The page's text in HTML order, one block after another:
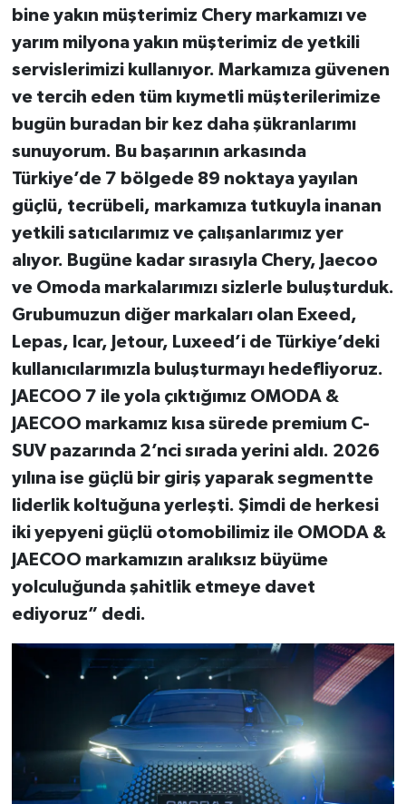
bine yakın müşterimiz Chery markamızı ve
yarım milyona yakın müşterimiz de yetkili
servislerimizi kullanıyor. Markamıza güvenen
ve tercih eden tüm kıymetli müşterilerimize
bugün buradan bir kez daha şükranlarımı
sunuyorum. Bu başarının arkasında
Türkiye’de 7 bölgede 89 noktaya yayılan
güçlü, tecrübeli, markamıza tutkuyla inanan
yetkili satıcılarımız ve çalışanlarımız yer
alıyor. Bugüne kadar sırasıyla Chery, Jaecoo
ve Omoda markalarımızı sizlerle buluşturduk.
Grubumuzun diğer markaları olan Exeed,
Lepas, Icar, Jetour, Luxeed’i de Türkiye’deki
kullanıcılarımızla buluşturmayı hedefliyoruz.
JAECOO 7 ile yola çıktığımız OMODA &
JAECOO markamız kısa sürede premium C-
SUV pazarında 2’nci sırada yerini aldı. 2026
yılına ise güçlü bir giriş yaparak segmentte
liderlik koltuğuna yerleşti. Şimdi de herkesi
iki yepyeni güçlü otomobilimiz ile OMODA &
JAECOO markamızın aralıksız büyüme
yolculuğunda şahitlik etmeye davet
ediyoruz” dedi.